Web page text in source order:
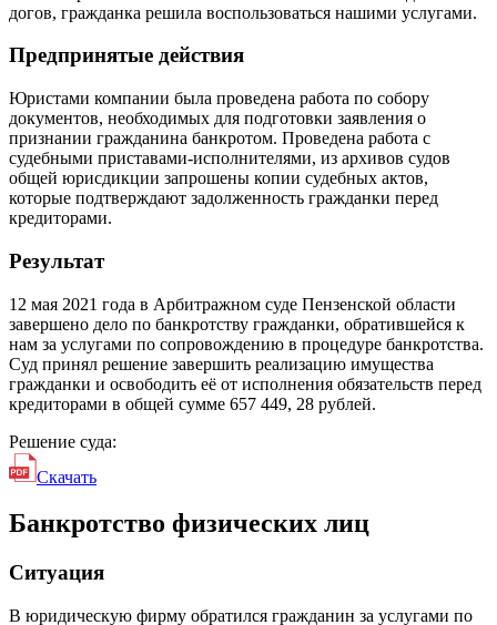
догов, гражданка решила воспользоваться нашими услугами.
Предпринятые действия
Юристами компании была проведена работа по собору
документов, необходимых для подготовки заявления о
признании гражданина банкротом. Проведена работа с
судебными приставами-исполнителями, из архивов судов
общей юрисдикции запрошены копии судебных актов,
которые подтверждают задолженность гражданки перед
кредиторами.
Результат
12 мая 2021 года в Арбитражном суде Пензенской области
завершено дело по банкротству гражданки, обратившейся к
нам за услугами по сопровождению в процедуре банкротства.
Суд принял решение завершить реализацию имущества
гражданки и освободить её от исполнения обязательств перед
кредиторами в общей сумме 657 449, 28 рублей.
Решение суда:
Скачать
Банкротство физических лиц
Ситуация
В юридическую фирму обратился гражданин за услугами по